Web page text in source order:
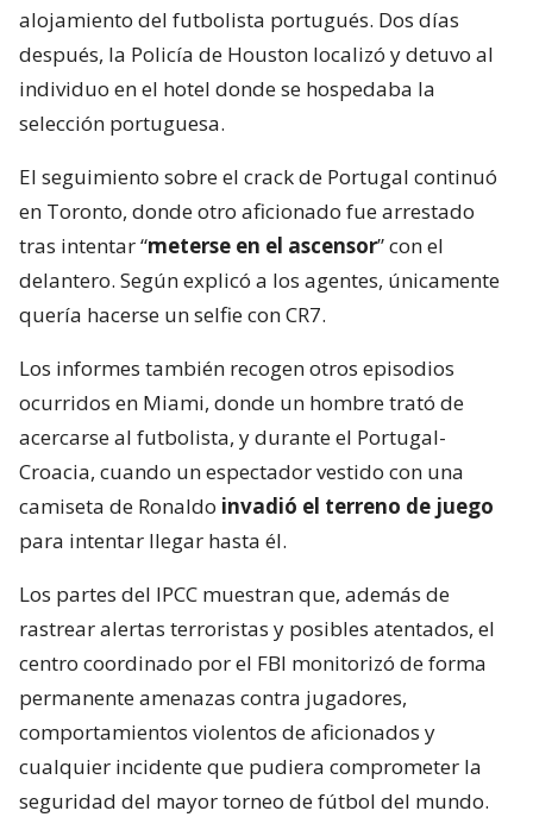
alojamiento del futbolista portugués. Dos días
después, la Policía de Houston localizó y detuvo al
individuo en el hotel donde se hospedaba la
selección portuguesa.
El seguimiento sobre el crack de Portugal continuó
en Toronto, donde otro aficionado fue arrestado
tras intentar “meterse en el ascensor” con el
delantero. Según explicó a los agentes, únicamente
quería hacerse un selfie con CR7.
Los informes también recogen otros episodios
ocurridos en Miami, donde un hombre trató de
acercarse al futbolista, y durante el Portugal-
Croacia, cuando un espectador vestido con una
camiseta de Ronaldo invadió el terreno de juego
para intentar llegar hasta él.
Los partes del IPCC muestran que, además de
rastrear alertas terroristas y posibles atentados, el
centro coordinado por el FBI monitorizó de forma
permanente amenazas contra jugadores,
comportamientos violentos de aficionados y
cualquier incidente que pudiera comprometer la
seguridad del mayor torneo de fútbol del mundo.